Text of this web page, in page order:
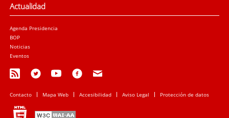
Actualidad
Agenda Presidencia
BOP
Noticias
Eventos
Contacto Mapa Web Accesibilidad Aviso Legal Protección de datos